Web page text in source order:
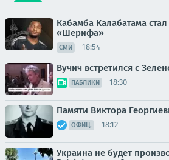
Кабамба Калабатама
«Шерифа»
СМИ 18:54
Вучич встретился с
ПАБЛИКИ 18:30
Памяти Виктора
ОФИЦ. 18:12
Украина не будет